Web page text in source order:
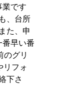
業です
、台所
た、申
番早い番
のグリ
リフォ
下さ